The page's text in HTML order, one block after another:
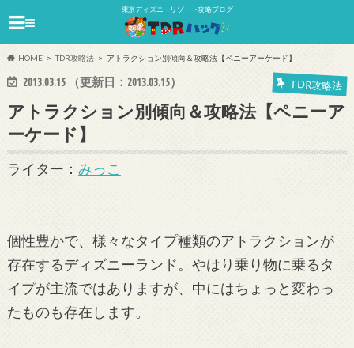
東京ディズニーリゾート攻略ブログ
≡
HOME TDR攻略法 アトラクション別傾向＆攻略法【ペニーアーケード】
2013.03.15（更新日： 2013.03.15） TDR攻略法
アトラクション別傾向＆攻略法【ペニーア
ーケード】
ライター： みっこ
個性豊かで、様々なタイプ種類のアトラクションが
存在するディズニーランド。やはり乗り物に乗るタ
イプが主流ではありますが、中にはちょっと変わっ
たものも存在します。